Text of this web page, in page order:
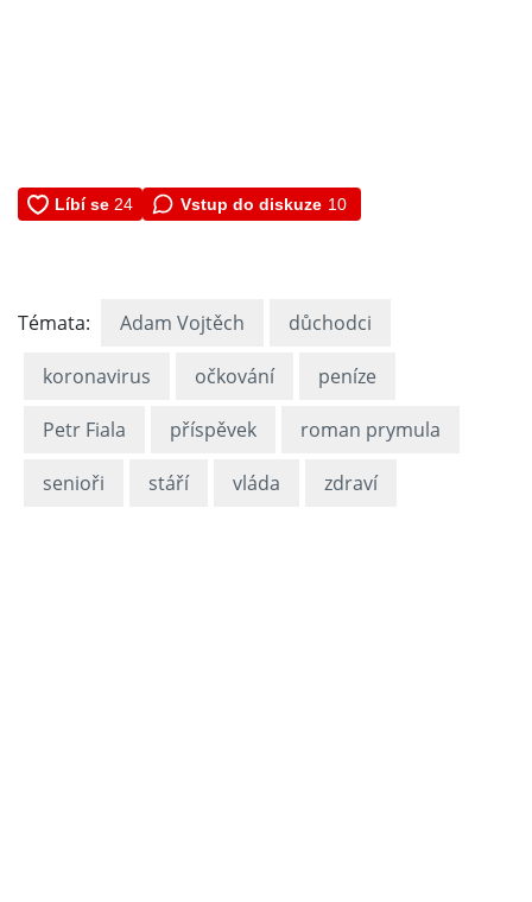
Vstup do diskuze 10
Témata: Adam Vojtěch důchodci
koronavirus očkování peníze
Petr Fiala příspěvek roman prymula
senioři stáří vláda zdraví